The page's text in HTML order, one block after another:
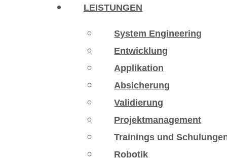
LEISTUNGEN
System Engineering
Entwicklung
Applikation
Absicherung
Validierung
Projektmanagement
Trainings und
Robotik